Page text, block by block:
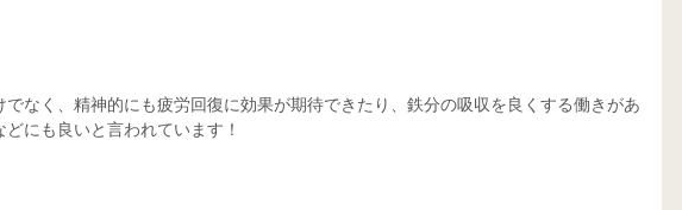
でなく、精神的にも疲労回復に効果が期待できたり、鉄分の吸収を良くする働きがあ
どにも良いと言われています！